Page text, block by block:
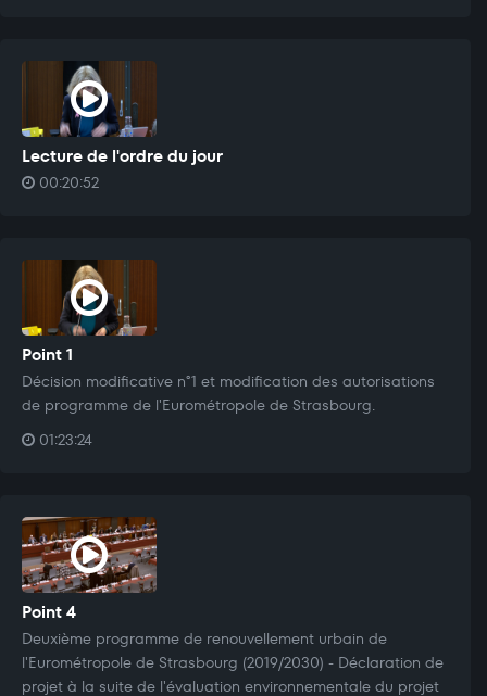
Lecture de l'ordre du jour
00:20:52
Point 1
Décision modificative n°1 et modification des autorisations
de programme de l'Eurométropole de Strasbourg.
01:23:24
Point 4
Deuxième programme de renouvellement urbain de
l'Eurométropole de Strasbourg (2019/2030) - Déclaration de
projet à la suite de l'évaluation environnementale du projet